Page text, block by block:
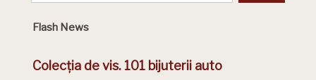
Flash News
Colecția de vis. 101 bijuterii auto